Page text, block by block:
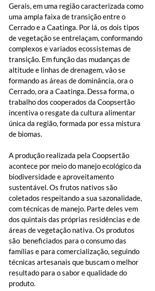
Gerais, em uma região caracterizada como
uma ampla faixa de transição entre o
Cerrado e a Caatinga. Por lá, os dois tipos
de vegetação se entrelaçam, conformando
complexos e variados ecossistemas de
transição. Em função das mudanças de
altitude e linhas de drenagem, vão se
formando as áreas de dominância, ora o
Cerrado, ora a Caatinga. Dessa forma, o
trabalho dos cooperados da Coopsertão
incentiva o resgate da cultura alimentar
única da região, formada por essa mistura
de biomas.
A produção realizada pela Coopsertão
acontece por meio do manejo ecológico da
biodiversidade e aproveitamento
sustentável. Os frutos nativos são
coletados respeitando a sua sazonalidade,
com técnicas de manejo. Parte deles vem
dos quintais das próprias residências e de
áreas de vegetação nativa. Os produtos
são  beneficiados para o consumo das
famílias e para comercialização, seguindo
técnicas artesanais que buscam o melhor
resultado para o sabor e qualidade do
produto.